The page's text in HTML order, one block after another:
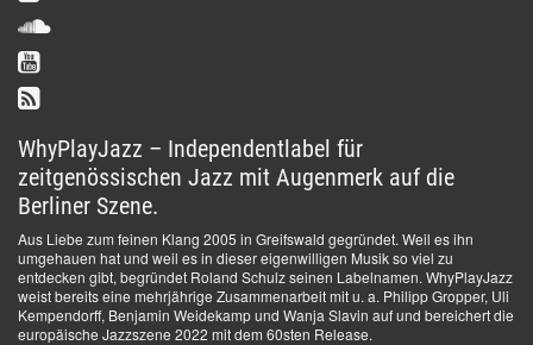
WhyPlayJazz – Independentlabel für
zeitgenössischen Jazz mit Augenmerk auf die
Berliner Szene.
Aus Liebe zum feinen Klang 2005 in Greifswald gegründet. Weil es ihn
umgehauen hat und weil es in dieser eigenwilligen Musik so viel zu
entdecken gibt, begründet Roland Schulz seinen Labelnamen. WhyPlayJazz
weist bereits eine mehrjährige Zusammenarbeit mit u. a. Philipp Gropper, Uli
Kempendorff, Benjamin Weidekamp und Wanja Slavin auf und bereichert die
europäische Jazzszene 2022 mit dem 60sten Release.